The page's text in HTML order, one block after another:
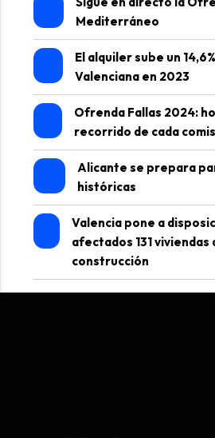
Mediterráneo
El alquiler sube un
Valenciana en 2023
Ofrenda Fallas 2024:
recorrido de cada
Alicante se prepara
históricas
Valencia pone a
afectados 131 viviendas
construcción